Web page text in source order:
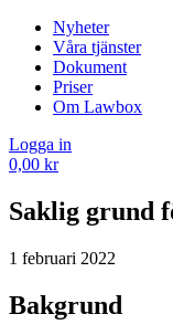
Nyheter
Våra tjänster
Dokument
Priser
Om Lawbox
Logga in
0,00 kr
Saklig grund
1 februari 2022
Bakgrund